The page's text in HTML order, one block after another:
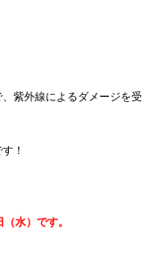
紫外線によるダメージを受
！
水）です。